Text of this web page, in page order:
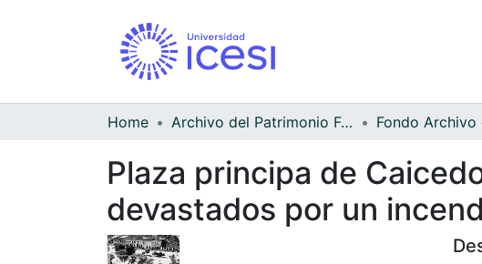
Home Archivo del Patrimonio Fotográfico y Fílmico del Valle del Cauca
Plaza principa de
devastados por un